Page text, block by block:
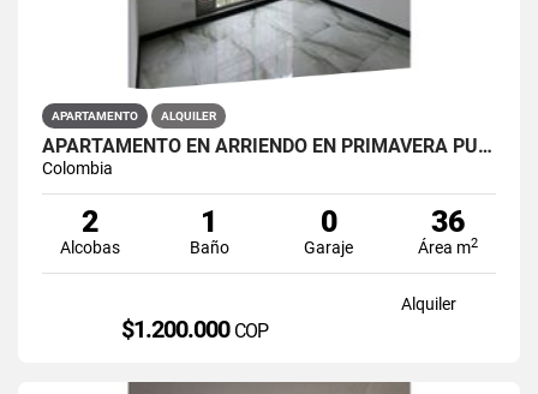
APARTAMENTO ALQUILER
APARTAMENTO EN ARRIENDO EN PRIMAVERA PUENTE ARANDA PRIMAVERA 6-39 ET 2
Colombia
2
Alcobas
1
Baño
0
Garaje
36
Área m2
Alquiler
$1.200.000 COP